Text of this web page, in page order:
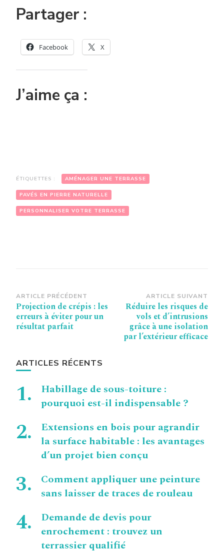
Partager :
Facebook X
J’aime ça :
ÉTIQUETTES : AMÉNAGER UNE TERRASSE
PAVÉS EN PIERRE NATURELLE
PERSONNALISER VOTRE TERRASSE
Navigation
d’article
ARTICLE PRÉCÉDENT
Projection de crépis : les
erreurs à éviter pour un
résultat parfait
ARTICLE SUIVANT
Réduire les risques de
vols et d’intrusions
grâce à une isolation
par l’extérieur efficace
ARTICLES RÉCENTS
Habillage de sous-toiture :
pourquoi est-il indispensable ?
Extensions en bois pour agrandir
la surface habitable : les avantages
d’un projet bien conçu
Comment appliquer une peinture
sans laisser de traces de rouleau
Demande de devis pour
enrochement : trouvez un
terrassier qualifié